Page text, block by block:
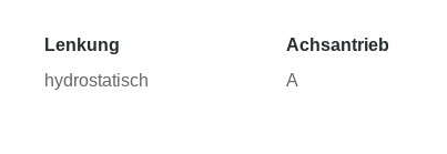
Lenkung
hydrostatisch
Achsantrieb
A